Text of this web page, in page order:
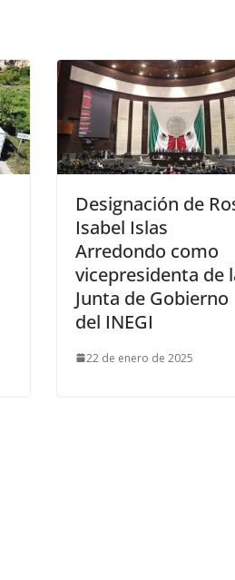
Designación de
Isabel Islas
Arredondo como
vicepresidenta de
Junta de Gobierno
del INEGI
22 de enero de 2025